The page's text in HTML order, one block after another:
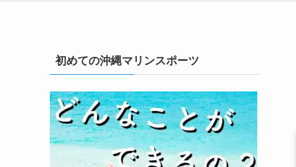
初めての沖縄マリンスポーツ